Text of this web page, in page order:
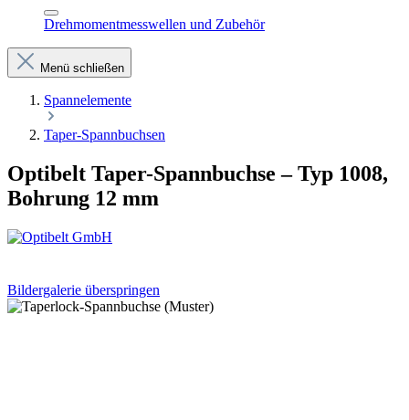
Drehmomentmesswellen und Zubehör
Menü schließen
Spannelemente
Taper-Spannbuchsen
Optibelt Taper-Spannbuchse – Typ 1008,
Bohrung 12 mm
Bildergalerie überspringen